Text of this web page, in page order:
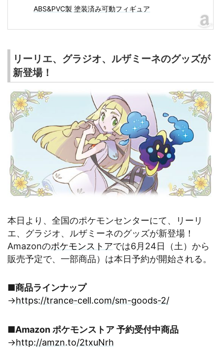
ABS&PVC製 塗装済み可動フィギュア
リーリエ、グラジオ、ルザミーネのグッズが
新登場！
本日より、全国のポケモンセンターにて、リーリ
エ、グラジオ、ルザミーネのグッズが新登場！
Amazonのポケモンストアでは6月24日（土）から
販売予定で、一部商品）は本日予約が開始される。
■商品ラインナップ
→https://trance-cell.com/sm-goods-2/
■Amazon ポケモンストア 予約受付中商品
→http://amzn.to/2txuNrh